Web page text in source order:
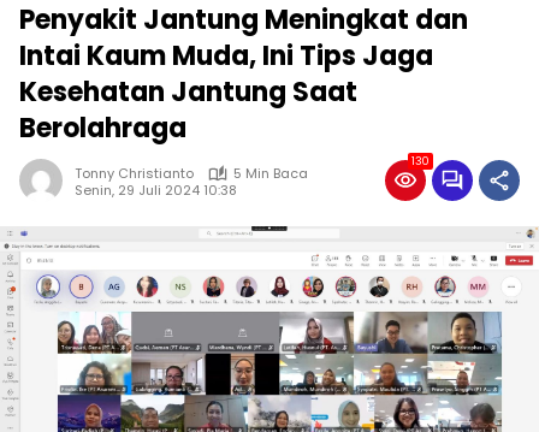
Penyakit Jantung Meningkat dan
Intai Kaum Muda, Ini Tips Jaga
Kesehatan Jantung Saat
Berolahraga
Tonny Christianto
5 Min Baca
Senin, 29 Juli 2024 10:38
130